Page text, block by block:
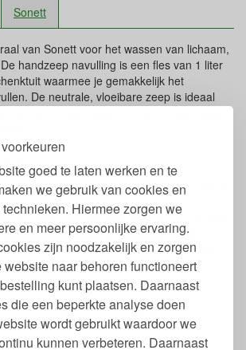
goed te laten werken en te
we gebruik van cookies en
Hiermee zorgen we
en meer persoonlijke ervaring.
zijn noodzakelijk en zorgen
website naar behoren functioneert
kunt plaatsen. Daarnaast
die een beperkte analyse doen
wordt gebruikt waardoor we
kunnen verbeteren. Daarnaast
Sonett
van Sonett voor het wassen van lichaam,
handzeep navulling is een fles van 1 liter
waarmee je gemakkelijk het
De neutrale, vloeibare zeep is ideaal
allergie of gevoelige huid en is daarnaast
lijn
met allergieën heeft Sonett de Neutraal lijn
in deze lijn zijn vrij van geur- en
De ingrediënten van de neutraal
plantaardige stoffen en bevatten geen
Verder zijn de producten vrij van
enzymen en GMO's (genetisch
handzeep neutraal